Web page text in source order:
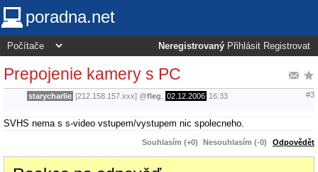
poradna.net
Neregistrovaný Přihlásit Registrovat
Prepojenie kamery s PC
starycharlie [212.158.157.xxx] @fleg 02.12.2006 16:33 #3
SVHS nema s s-video vstupem/vystupem nic spolecneho.
Souhlasím (+0) Nesouhlasím (-0) Odpovědět